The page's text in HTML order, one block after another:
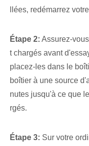
llées, redémarrez
Étape 2: Assurez-
t chargés avant
placez-les dans le
boîtier⁢ à une source
nutes jusqu'à ce que
rgés.
Étape 3: Sur votre